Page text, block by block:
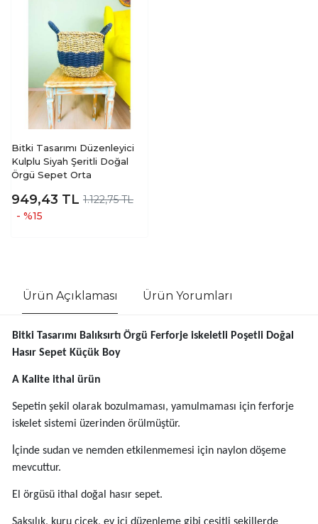
Bitki Tasarımı Düzenleyici
Kulplu Siyah Şeritli Doğal
Örgü Sepet Orta
949,43 TL 1.122,75 TL
- %15
Ürün Açıklaması Ürün Yorumları
Bitki Tasarımı Balıksırtı Örgü Ferforje iskeletli Poşetli Doğal
Hasır Sepet Küçük Boy
A Kalite ithal ürün
Sepetin şekil olarak bozulmaması, yamulmaması için ferforje
iskelet sistemi üzerinden örülmüştür.
İçinde sudan ve nemden etkilenmemesi için naylon döşeme
mevcuttur.
El örgüsü ithal doğal hasır sepet.
Saksılık, kuru çiçek, ev içi düzenleme gibi çeşitli şekillerde